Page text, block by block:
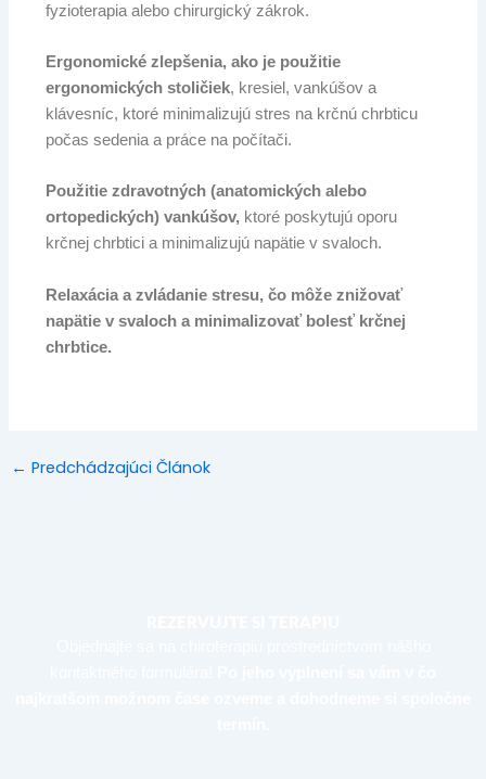
fyzioterapia alebo chirurgický zákrok.
Ergonomické zlepšenia, ako je použitie
ergonomických stoličiek, kresiel, vankúšov a
klávesníc, ktoré minimalizujú stres na krčnú chrbticu
počas sedenia a práce na počítači.
Použitie zdravotných (anatomických alebo
ortopedických) vankúšov, ktoré poskytujú oporu
krčnej chrbtici a minimalizujú napätie v svaloch.
Relaxácia a zvládanie stresu, čo môže znižovať
napätie v svaloch a minimalizovať bolesť krčnej
chrbtice.
← Predchádzajúci Článok